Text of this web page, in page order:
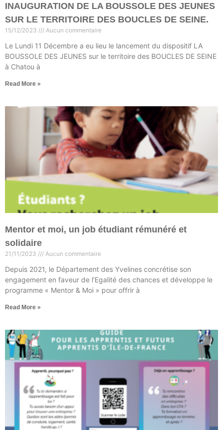
INAUGURATION DE LA BOUSSOLE DES JEUNES
SUR LE TERRITOIRE DES BOUCLES DE SEINE.
15/12/2023 Aucun commentaire
Le Lundi 11 Décembre a eu lieu le lancement du dispositif LA
BOUSSOLE DES JEUNES sur le territoire des BOUCLES DE SEINE
à Chatou à
Read More »
Mentor et moi, un job étudiant rémunéré et
solidaire
21/11/2023 Aucun commentaire
Depuis 2021, le Département des Yvelines concrétise son
engagement en faveur de l’Egalité des chances et développe le
programme « Mentor & Moi » pour offrir à
Read More »